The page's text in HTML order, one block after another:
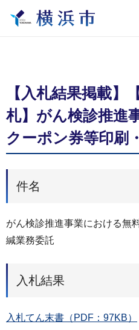
【入札結果掲載】
札】がん検診推進
クーポン券等印刷
件名
がん検診推進事業における無
緘業務委託
入札結果
入札てん末書（PDF：97KB）